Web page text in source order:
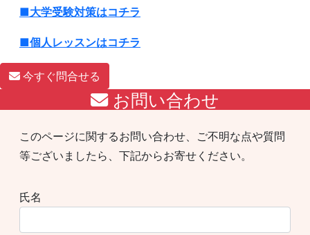
■大学受験対策はコチラ
■個人レッスンはコチラ
今すぐ問合せる
お問い合わせ
このページに関するお問い合わせ、ご不明な点や質問
等ございましたら、下記からお寄せください。
氏名